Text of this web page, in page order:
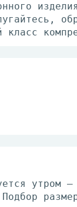
класс
утром